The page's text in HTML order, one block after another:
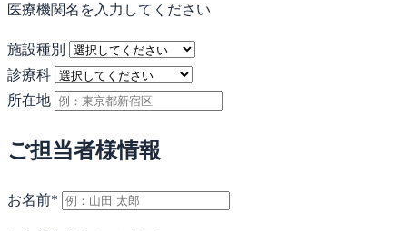
医療機関名を入力してください
施設種別
診療科
所在地
ご担当者様情報
お名前*